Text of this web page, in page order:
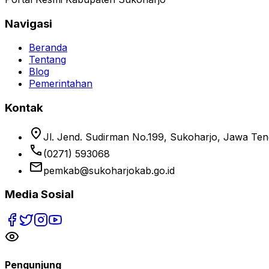
Navigasi
Beranda
Tentang
Blog
Pemerintahan
Kontak
location_on Jl. Jend. Sudirman No.199, Sukoharjo, Jawa
phone (0271) 593068
emailpemkab@sukoharjokab.go.id
Media Sosial
Pengunjung